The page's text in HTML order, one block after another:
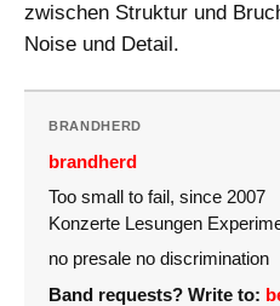
zwischen Struktur und
Noise und Detail.
BRANDHERD
brandherd
Too small to fail, since 2007
Konzerte Lesungen
no presale no discrimination
Band requests? Write to: